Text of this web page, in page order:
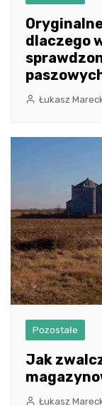
dlaczego
Łukasz
Pozostałe
Jak
Łukasz